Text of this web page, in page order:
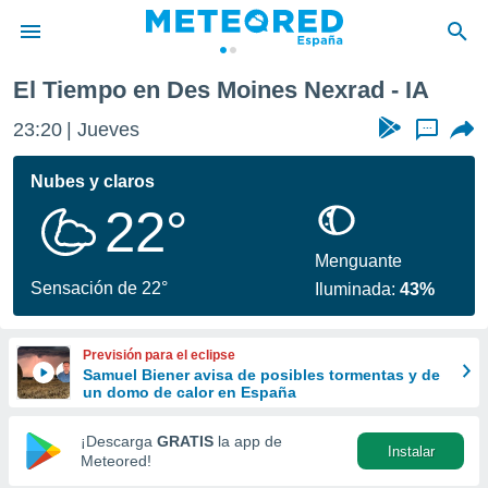
de
por
se
calidad.
a este
las
y
forma
digital
basada
El Tiempo en Des Moines Nexrad - IA
23:20 Jueves ...
Nubes y claros
22°
Sensación de 22°
Menguante
Iluminada:43%
Previsión para el eclipse
Samuel Biener avisa de posibles tormentas y de
un domo de calor en España
¡Descarga GRATIS la app de
Meteored!
Instalar